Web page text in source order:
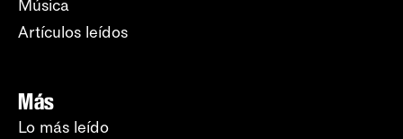
Música
Artículos leídos
Más
Lo más leído